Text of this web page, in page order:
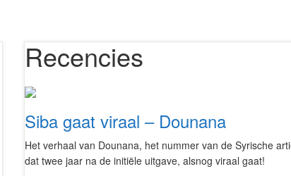
Recencies
Siba gaat viraal – Dounana
Het verhaal van Dounana, het nummer van de Syrische
dat twee jaar na de initiële uitgave, alsnog viraal gaat!